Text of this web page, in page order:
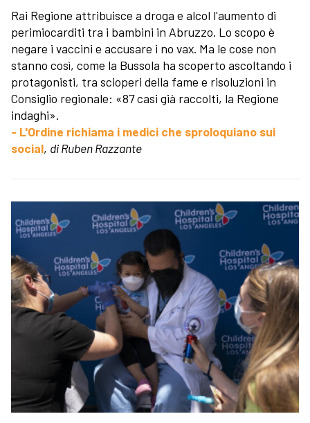
Rai Regione attribuisce a droga e alcol l'aumento di
perimiocarditi tra i bambini in Abruzzo. Lo scopo è
negare i vaccini e accusare i no vax. Ma le cose non
stanno così, come la Bussola ha scoperto ascoltando i
protagonisti, tra scioperi della fame e risoluzioni in
Consiglio regionale: «87 casi già raccolti, la Regione
indaghi».
- L'Ordine richiama i medici che sproloquiano sui
social, di Ruben Razzante